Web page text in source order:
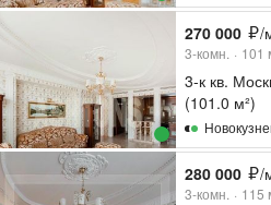
270 000 /
3-комн. 101
3-к кв.
(101.0 м²)
280 000 /
3-комн. 115